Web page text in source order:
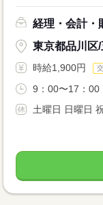
経理・会計・
東京都品川区/
時給1,900円
9：00〜17：
土曜日 日曜日